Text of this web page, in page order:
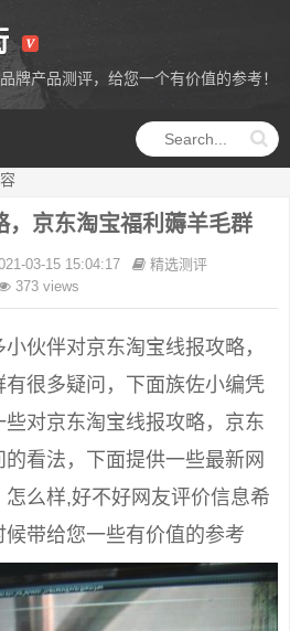
牌产品测评，给您一个有价值的参考！
，京东淘宝福利薅羊毛群
03-15 15:04:17
精选测评
373 views
伙伴对京东淘宝线报攻略，
很多疑问，下面族佐小编凭
对京东淘宝线报攻略，京东
看法，下面提供一些最新网
么样,好不好网友评价信息希
带给您一些有价值的参考